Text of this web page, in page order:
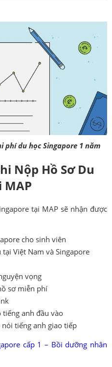
phí du học Singapore 1 năm
Nộp Hồ Sơ Du
MAP
tại MAP sẽ nhận được
cho sinh viên
Việt Nam và Singapore
vọng
sơ miễn phí
anh đầu vào
tiếng anh giao tiếp
cấp 1 – Bồi dưỡng nhân